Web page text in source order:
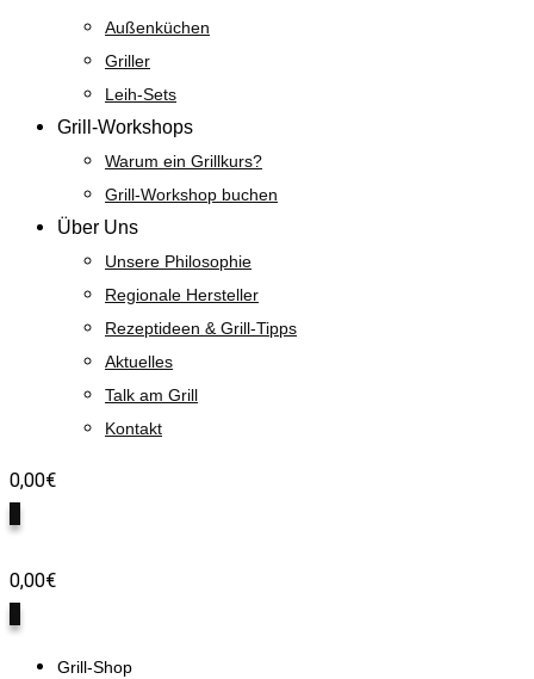
Außenküchen
Griller
Leih-Sets
Grill-Workshops
Warum ein Grillkurs?
Grill-Workshop buchen
Über Uns
Unsere Philosophie
Regionale Hersteller
Rezeptideen & Grill-Tipps
Aktuelles
Talk am Grill
Kontakt
0,00€
0,00€
Grill-Shop